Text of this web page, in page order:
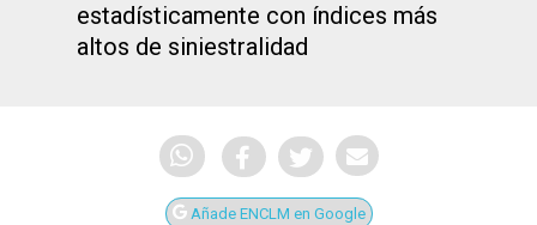
estadísticamente con índices más
altos de siniestralidad
Añade ENCLM en Google